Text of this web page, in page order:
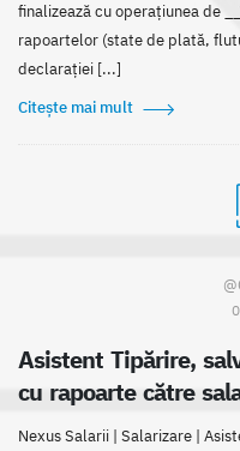
finalizează cu operațiunea de
rapoartelor (state de plată,
declarației [...]
Citește mai mult
Asistent Tipărire,
cu rapoarte către
Nexus Salarii | Salarizare |